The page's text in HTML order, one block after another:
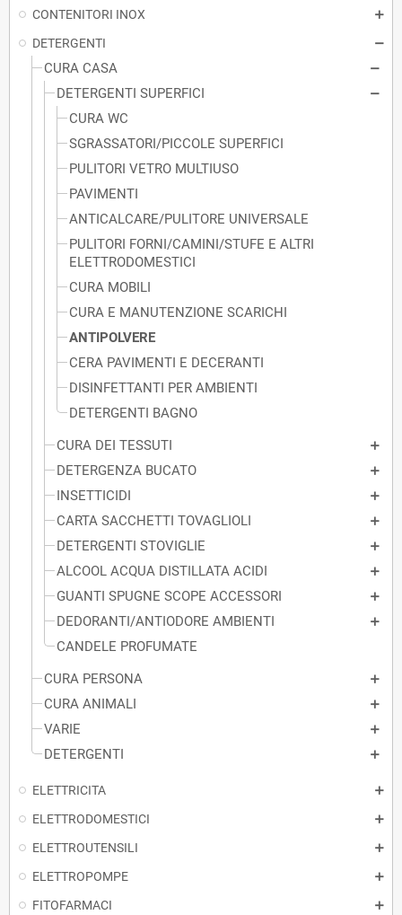
CONTENITORI INOX
DETERGENTI
CURA CASA
DETERGENTI SUPERFICI
CURA WC
SGRASSATORI/PICCOLE SUPERFICI
PULITORI VETRO MULTIUSO
PAVIMENTI
ANTICALCARE/PULITORE UNIVERSALE
PULITORI FORNI/CAMINI/STUFE E ALTRI
ELETTRODOMESTICI
CURA MOBILI
CURA E MANUTENZIONE SCARICHI
ANTIPOLVERE
CERA PAVIMENTI E DECERANTI
DISINFETTANTI PER AMBIENTI
DETERGENTI BAGNO
CURA DEI TESSUTI
DETERGENZA BUCATO
INSETTICIDI
CARTA SACCHETTI TOVAGLIOLI
DETERGENTI STOVIGLIE
ALCOOL ACQUA DISTILLATA ACIDI
GUANTI SPUGNE SCOPE ACCESSORI
DEDORANTI/ANTIODORE AMBIENTI
CANDELE PROFUMATE
CURA PERSONA
CURA ANIMALI
VARIE
DETERGENTI
ELETTRICITA
ELETTRODOMESTICI
ELETTROUTENSILI
ELETTROPOMPE
FITOFARMACI